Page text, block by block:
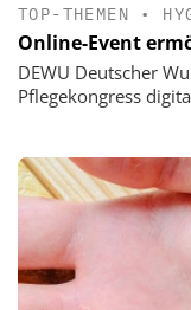
TOP-THEMEN •
Online-Event
DEWU Deutscher
Pflegekongress